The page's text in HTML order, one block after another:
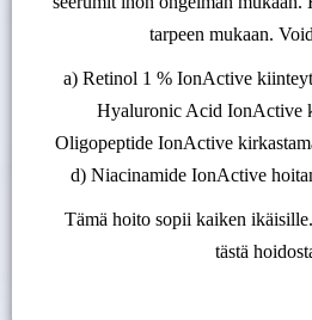
tarpeen mukaan.
a) Retinol 1 % IonActive
Hyaluronic Acid IonActive
Oligopeptide IonActive
d) Niacinamide IonActive
Tämä hoito sopii kaiken
tästä